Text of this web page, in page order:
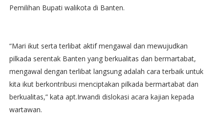
Pemilihan Bupati walikota di Banten.
“Mari ikut serta terlibat aktif mengawal dan mewujudkan
pilkada serentak Banten yang berkualitas dan bermartabat,
mengawal dengan terlibat langsung adalah cara terbaik untuk
kita ikut berkontribusi menciptakan pilkada bermartabat dan
berkualitas,” kata apt.Irwandi dislokasi acara kajian kepada
wartawan.